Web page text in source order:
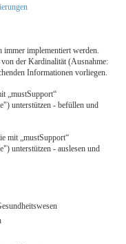
immer implementiert werden.
der Kardinalität (Ausnahme:
Informationen vorliegen.
„mustSupport“
unterstützen - befüllen und
mit „mustSupport“
unterstützen - auslesen und